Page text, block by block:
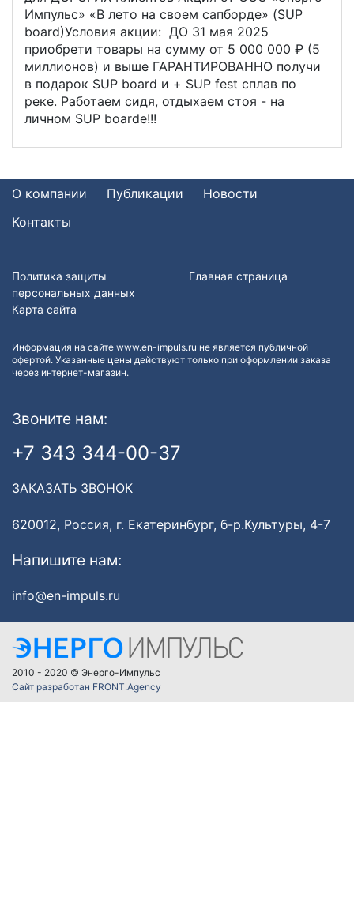
Импульс» «В лето на своем сапборде» (SUP
board)Условия акции: ДО 31 мая 2025
приобрети товары на сумму от 5 000 000 ₽ (5
миллионов) и выше ГАРАНТИРОВАННО получи
в подарок SUP board и + SUP fest сплав по
реке. Работаем сидя, отдыхаем стоя - на
личном SUP boardе!!!
О компании Публикации
Новости
Контакты
Политика защиты
персональных данных
Карта сайта
Главная страница
Информация на сайте www.en-impuls.ru не является публичной
офертой. Указанные цены действуют только при оформлении заказа
через интернет-магазин.
Звоните нам:
+7 343 344-00-37
ЗАКАЗАТЬ ЗВОНОК
620012, Россия, г. Екатеринбург, б-р.Культуры, 4-7
Напишите нам:
info@en-impuls.ru
2010 - 2020 © Энерго-Импульс
Сайт разработан FRONT.Agency